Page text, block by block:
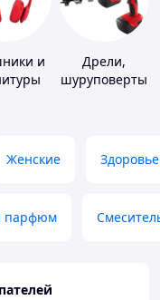
и
Дрели,
шуруповерты
Женские Здоровье
парфюм